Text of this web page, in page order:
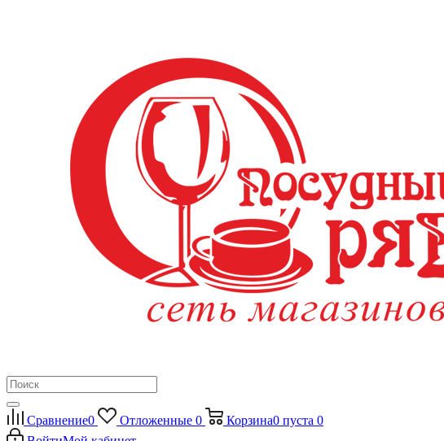
Сравнение0 Отложенные 0 Корзина0 пуста 0